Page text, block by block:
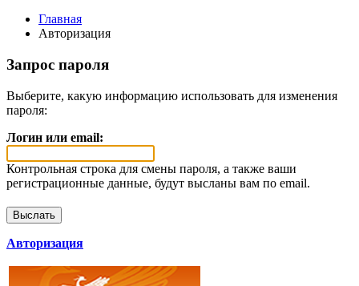
Главная
Авторизация
Запрос пароля
Выберите, какую информацию использовать для изменения
пароля:
Логин или email:
Контрольная строка для смены пароля, а также ваши
регистрационные данные, будут высланы вам по email.
Авторизация